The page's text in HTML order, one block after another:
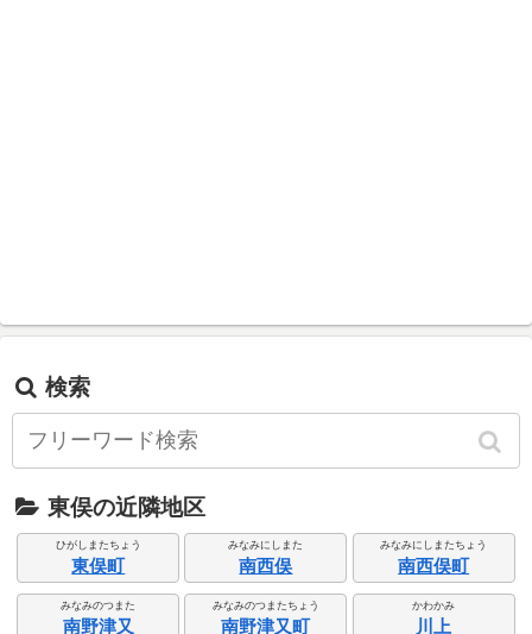
検索
東俣の近隣地区
ひがしまたちょう
東俣町
みなみにしまた
南西俣
みなみにしまたちょう
南西俣町
みなみのつまた
南野津又
みなみのつまたちょう
南野津又町
かわかみ
川上